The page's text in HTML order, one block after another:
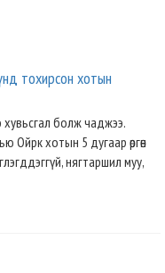
тохирсон хотын
хувьсгал болж чаджээ.
Ойрк хотын 5 дугаар өргөн
нягтаршил муу,